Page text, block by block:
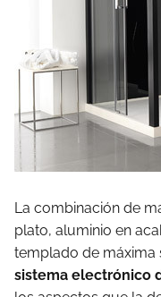
La combinación de
plato, aluminio en
templado de máxima
sistema electrónico